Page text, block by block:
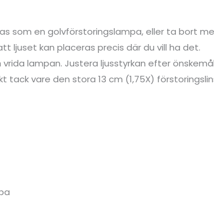
som en golvförstoringslampa, eller ta bort
ljuset kan placeras precis där du vill ha det.
lampan. Justera ljusstyrkan efter
vare den stora 13 cm (1,75X)